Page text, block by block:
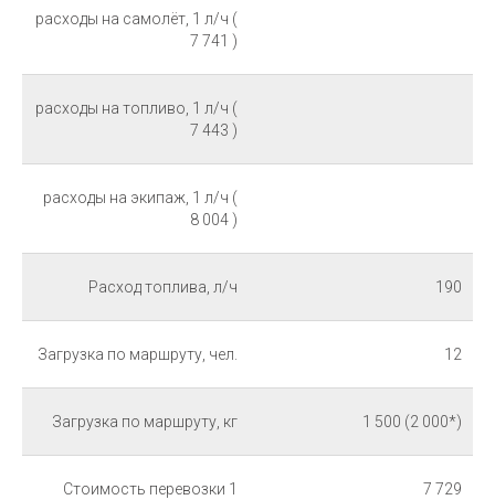
расходы на самолёт, 1 л/ч​ (
7 741 )
расходы на топливо, 1 л/ч​ (
7 443 )​
расходы на экипаж, 1 л/ч​ (
8 004 )​
Расход топлива, л/ч​ 190​
Загрузка по маршруту, чел.​ 12​
Загрузка по маршруту, кг​ 1 500 (2 000*)​
Стоимость перевозки 1
7 729